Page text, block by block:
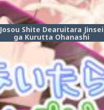
Josou Shite Dearuitara Jinsei
ga Kurutta Ohanashi